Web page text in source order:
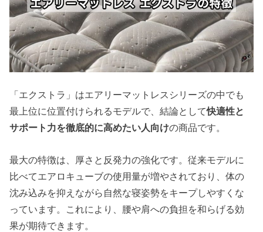
「エクストラ」はエアリーマットレスシリーズの中でも
最上位に位置付けられるモデルで、結論として快適性と
サポート力を徹底的に高めたい人向けの商品です。
最大の特徴は、厚さと反発力の強化です。従来モデルに
比べてエアロキューブの使用量が増やされており、体の
沈み込みを抑えながら自然な寝姿勢をキープしやすくな
っています。これにより、腰や肩への負担を和らげる効
果が期待できます。